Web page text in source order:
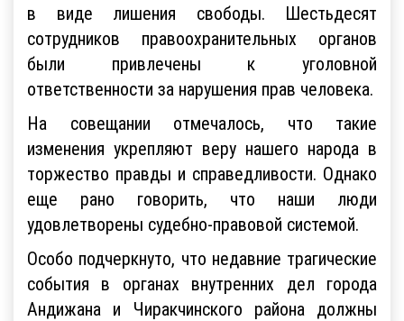
в виде лишения свободы. Шестьдесят
сотрудников правоохранительных органов
были привлечены к уголовной
ответственности за нарушения прав человека.
На совещании отмечалось, что такие
изменения укрепляют веру нашего народа в
торжество правды и справедливости. Однако
еще рано говорить, что наши люди
удовлетворены судебно-правовой системой.
Особо подчеркнуто, что недавние трагические
события в органах внутренних дел города
Андижана и Чиракчинского района должны